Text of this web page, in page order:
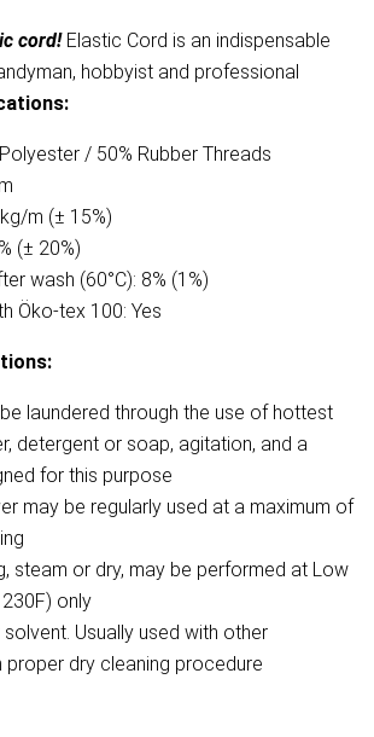
cord! Elastic Cord is an indispensable
hobbyist and professional
/ 50% Rubber Threads
m (± 15%)
(± 20%)
wash (60°C): 8% (1%)
Öko-tex 100: Yes
laundered through the use of hottest
detergent or soap, agitation, and a
for this purpose
may be regularly used at a maximum of
steam or dry, may be performed at Low
only
solvent. Usually used with other
proper dry cleaning procedure